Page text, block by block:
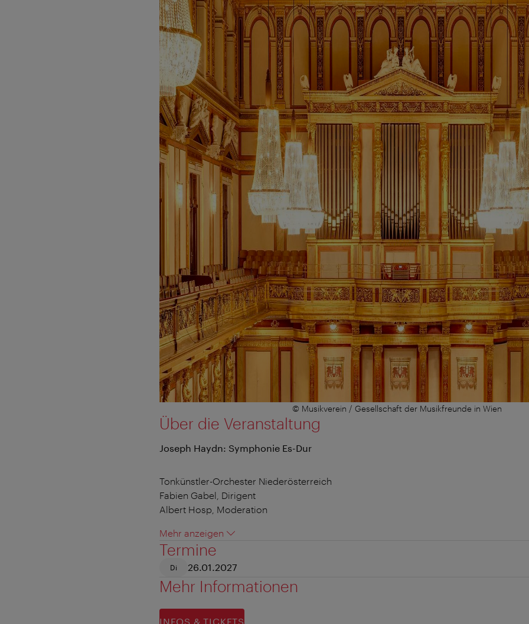
© Musikverein / Gesellschaft der Musikfreunde in Wien
Über die Veranstaltung
Joseph Haydn: Symphonie Es-Dur
Tonkünstler-Orchester Niederösterreich
Fabien Gabel, Dirigent
Albert Hosp, Moderation
Mehr anzeigen
Termine
Di 26.01.2027
Mehr Informationen
INFOS & TICKETS